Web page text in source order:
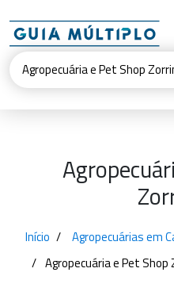
Início
Agropecuárias em
Agropecuária e Pet Shop